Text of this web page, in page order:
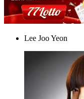
Lee Joo Yeon